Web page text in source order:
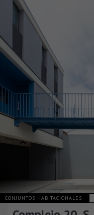
CONJUNTOS HABITACIONALES